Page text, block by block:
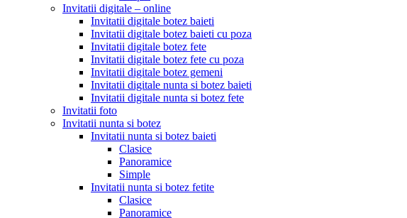
Invitatii digitale – online
Invitatii digitale botez baieti
Invitatii digitale botez baieti cu poza
Invitatii digitale botez fete
Invitatii digitale botez fete cu poza
Invitatii digitale botez gemeni
Invitatii digitale nunta si botez baieti
Invitatii digitale nunta si botez fete
Invitatii foto
Invitatii nunta si botez
Invitatii nunta si botez baieti
Clasice
Panoramice
Simple
Invitatii nunta si botez fetite
Clasice
Panoramice